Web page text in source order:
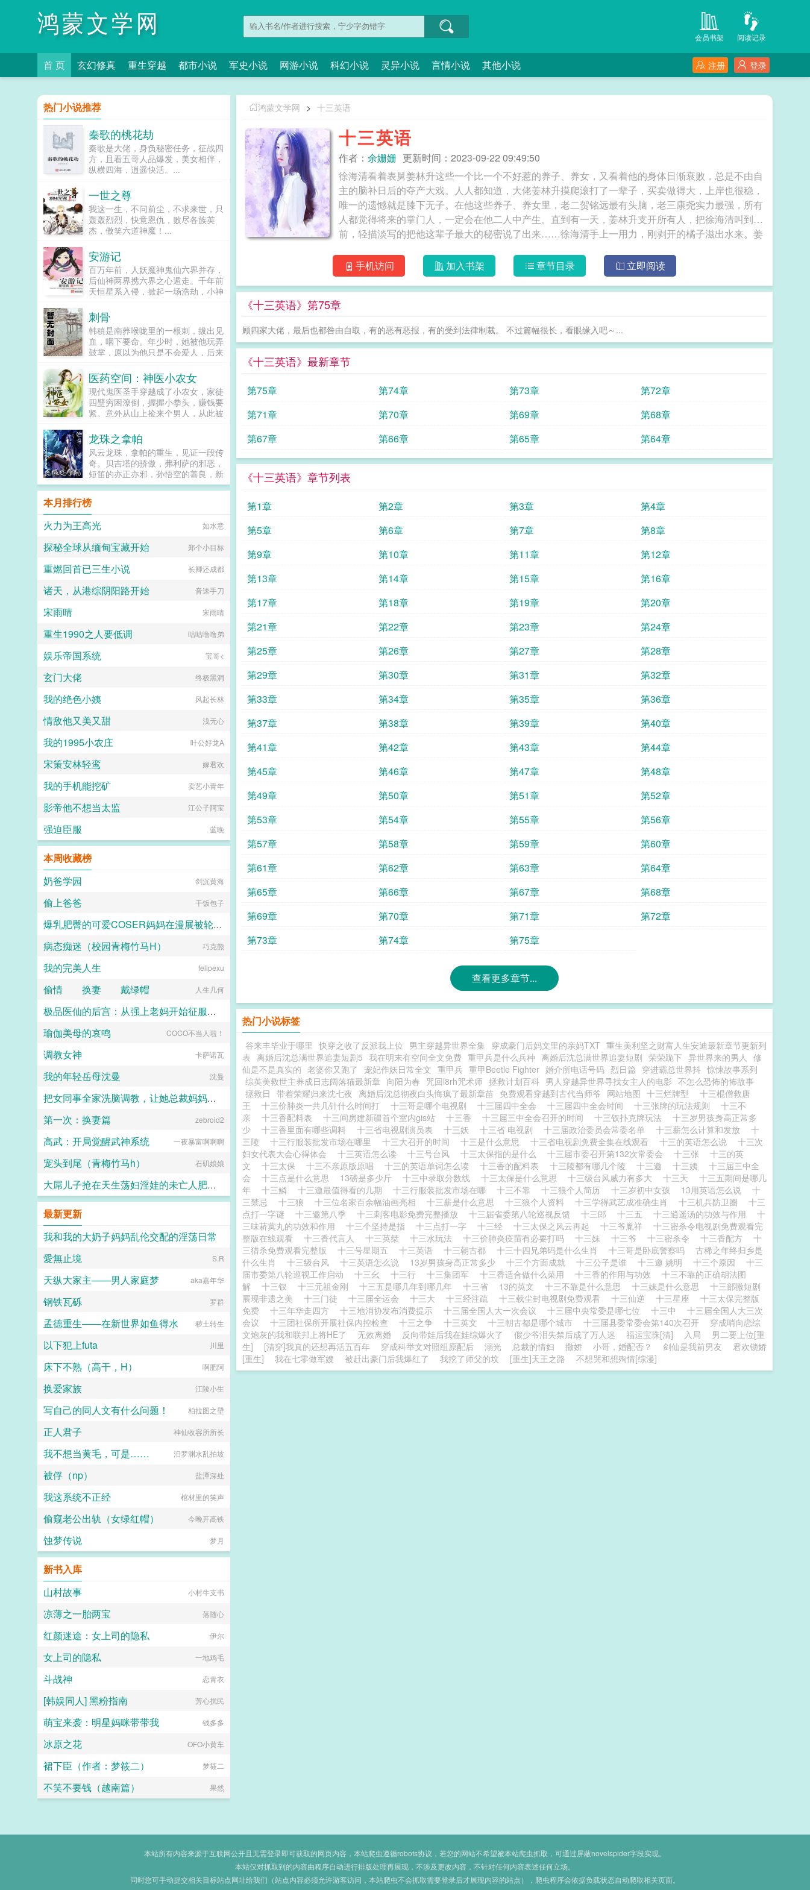
鸿蒙文学网 阅读记录
会员书架
首 页 玄幻修真 重生穿越 都市小说 军史小说 网游小说 科幻小说 灵异小说 言情小说 其他小说 登录
注册
鸿蒙文学网 > 十三英语
十三英语
作者： 余姗姗 更新时间：2023-09-22 09:49:50
徐海清看着表舅姜林升这些一个比一个不好惹的养子、养女，又看着他的身体日渐衰败，总是不由自
主的脑补日后的夺产大戏。人人都知道，大佬姜林升摸爬滚打了一辈子，买卖做得大，上岸也很稳，
唯一的遗憾就是膝下无子。在他这些养子、养女里，老二贺铭远最有头脑，老三康尧实力最强，所有
人都觉得将来的掌门人，一定会在他二人中产生。直到有一天，姜林升支开所有人，把徐海清叫到跟
前，轻描淡写的把他这辈子最大的秘密说了出来……徐海清手上一用力，刚剥开的橘子滋出水来。姜
勾心斗角、步步为营、舍我其谁，最终成为boss的故事。
ahref="http://m.moxiexs.com"target="_blank"【魔蝎小说】/a 十三
手机访问 加入书架 章节目录 立即阅读
《十三英语》第75章
顾四家大佬，最后也都咎由自取，有的恶有恶报，有的受到法律制裁。 不过篇幅很长，看眼缘入吧～...
《十三英语》最新章节
第75章 第74章 第73章
第72章
第71章
第70章 第69章
第68章
第67章
第66章 第65章 第64章
《十三英语》章节列表
第1章 第2章 第3章
第4章
第5章
第6章 第7章
第8章
第9章
第10章 第11章
第12章
第13章
第14章 第15章
第16章
第17章
第18章 第19章
第20章
第21章
第22章 第23章
第24章
第25章
第26章 第27章
第28章
第29章
第30章 第31章
第32章
第33章
第34章 第35章
第36章
第37章
第38章 第39章
第40章
第41章
第42章 第43章
第44章
第45章
第46章 第47章
第48章
第49章
第50章 第51章
第52章
第53章
第54章 第55章
第56章
第57章
第58章 第59章
第60章
第61章
第62章 第63章
第64章
第65章
第66章 第67章
第68章
第69章
第70章 第71章
第72章
第73章
第74章 第75章
查看更多章节...
热门小说标签
谷来丰毕业于哪里 快穿之收了反派我上位 男主穿越异世界全集 穿成豪门后妈文里的亲妈TXT 重生美利坚之财富人生安迪最新章节更新列
表 离婚后沈总满世界追妻短剧5 我在明末有空间全文免费 重甲兵是什么兵种 离婚后沈总满世界追妻短剧 荣荣跪下 异世界来的男人 修
仙是不是真实的 老婆你又跑了 宠妃作妖日常全文 重甲兵 重甲Beetle Fighter 婚介所电话号码 烈日篇 穿进霸总世界抖 惊悚故事系列
综英美救世主养成日志阔落猫最新章 向阳为春 咒回l8rh咒术师 拯救计划百科 男人穿越异世界寻找女主人的电影 不怎么恐怖的怖故事
拯救日 带着荣耀归来沈七夜 离婚后沈总彻夜白头悔疯了最新章苗 免费观看穿越到古代当师爷 网站地图 十三烂牌型
十三棍僧救唐
王
十三价肺炎一共几针什么时间打 十三哥是哪个电视剧 十三届四中全会 十三届四中全会时间 十三张牌的玩法规则
十三不
亲
十三香配料表 十三间房建新疆首个室内gis站 十三香 十三届三中全会召开的时间 十三钗扑克牌玩法
十三岁男孩身高正常多
少
十三香里面有哪些调料 十三省电视剧演员表 十三妖 十三省 电视剧 十三届政治委员会常委名单 十三薪怎么计算和发放
十
三陵
十三行服装批发市场在哪里 十三大召开的时间 十三是什么意思 十三省电视剧免费全集在线观看 十三的英语怎么说
十三次
妇女代表大会心得体会
十三英语怎么读 十三号台风 十三太保指的是什么 十三届市委召开第132次常委会 十三张
十三的英
文
十三太保 十三不亲原版原唱 十三的英语单词怎么读 十三香的配料表 十三陵都有哪几个陵 十三邀 十三姨
十三届三中全
会
十三点是什么意思 13磅是多少斤 十三中录取分数线 十三太保是什么意思 十三级台风威力有多大 十三天
十三五期间是哪几
年
十三鳞 十三邀最值得看的几期 十三行服装批发市场在哪 十三不靠 十三狼个人简历 十三岁初中女孩 13用英语怎么说
十
三禁忌
十三狼 十三位名家百余幅油画亮相 十三薪是什么意思 十三狼个人资料 十三学得武艺成准确生肖 十三机兵防卫圈
十三
点打一字谜
十三邀第八季 十三刺客电影免费完整播放 十三届省委第八轮巡视反馈 十三郎 十三五 十三逍遥汤的功效与作用
十
三味菥蓂丸的功效和作用
十三个坚持是指 十三点打一字 十三经 十三太保之风云再起 十三爷胤祥
十三密杀令电视剧免费观看完
整版在线观看
十三香代言人 十三英桀 十三水玩法 十三价肺炎疫苗有必要打吗 十三妹 十三爷 十三密杀令 十三香配方
十
三猎杀免费观看完整版
十三号星期五 十三英语 十三朝古都 十三十四兄弟码是什么生肖 十三哥是卧底警察吗
古稀之年终归乡是
什么生肖
十三级台风 十三英语怎么说 13岁男孩身高正常多少 十三个方面成就 十三公子是谁 十三邀 姚明 十三个原因
十三
届市委第八轮巡视工作启动
十三幺 十三行 十三集团军 十三香适合做什么菜用 十三香的作用与功效
十三不靠的正确胡法图
解
十三钗 十三元祖金刚 十三五是哪几年到哪几年 十三省 13的英文 十三不靠是什么意思 十三妹是什么意思
十三部微短剧
展现非遗之美
十三门徒 十三届全运会 十三大 十三经注疏 十三载尘封电视剧免费观看 十三仙逆 十三星座
十三太保完整版
免费
十三年华走四方 十三地消协发布消费提示 十三届全国人大一次会议 十三届中央常委是哪七位 十三中
十三届全国人大三次
会议
十三团社保所开展社保内控检查 十三之争 十三英文 十三朝古都是哪个城市 十三届县委常委会第140次召开
穿成哨向恋综
文炮灰的我和联邦上将HE了
无效离婚 反向带娃后我在娃综爆火了 假少爷泪失禁后成了万人迷 福运宝珠[清] 入局
男二要上位[重
生]
[清穿]我真的还想再活五百年 穿成科举文对照组原配后 溺光 总裁的情妇 撒娇 小哥，婚配否？ 剑仙是我前男友
君欢锁娇
[重生]
我在七零做军嫂 被赶出豪门后我爆红了 我挖了师父的坟 [重生]天王之路 不想哭和想殉情[综漫]
热门小说推荐
秦歌的桃花劫
秦歌是大佬，身负秘密任务，征战四
方，且看五哥人品爆发，美女相伴，
纵横四海，逍遥快活。...
一世之尊
我这一生，不问前尘，不求来世，只
轰轰烈烈，快意恩仇，败尽各族英
杰，傲笑六道神魔！...
安游记
百万年前，人妖魔神鬼仙六界并存，
后仙神两界携六界之心遁走。千年前
天恒星系入侵，掀起一场浩劫，小神
归于尽，为六界留下一线生机。五百
年后，魂魄重聚，再世为人。本以为
收几个徒弟，得一世安稳，熟料风云
再起。走六界，踏星系，遇故人，战
虫族。所谓相逢一笑泯恩仇，不过只
之下，命运蛊中，唯有胜者，才可安
游天际。...
刺骨
韩稹是南荞喉咙里的一根刺，拔出见
血，咽下要命。年少时，她被他玩弄
鼓掌，原以为他只是不会爱人，后来
他只是，不愿爱她。后来，她剥皮削
骨，失去所有，痛苦重生，变成不爱
他的模样。...
医药空间：神医小农女
现代鬼医圣手穿越成了小农女，家徒
四壁穷困潦倒，握握小拳头，赚钱要
紧。意外从山上捡来个男人，从此被
负责！某人...
龙珠之拿帕
风云龙珠，拿帕的重生，见证一段传
奇。贝吉塔的骄傲，弗利萨的邪恶，
短笛的亦正亦邪，孙悟空的善良，新
生的拿帕怎样搅出不一样的世界，更
加精彩绚丽，尽在龙珠之拿帕迦斗...
本月排行榜
火力为王高光
如水意
探秘全球从缅甸宝藏开始 郑个小目标
重燃回首已三生小说 长卿还成都
诸天，从港综阴阳路开始 音速手刀
宋雨晴 宋雨晴
重生1990之人要低调 咕咕噜噜弟
娱乐帝国系统 宝哥<
玄门大佬 终极黑洞
我的绝色小姨 风起长林
情敌他又美又甜 浅无心
我的1995小农庄 叶公好龙A
宋策安林轻鸾 嫁君欢
我的手机能挖矿 卖艺小青年
影帝他不想当太监 江公子阿宝
强迫臣服 蓝晚
本周收藏榜
奶爸学园
剑沉黄海
偷上爸爸 干饭包子
爆乳肥臀的可爱COSER妈妈在漫展被轮成母猪了！（加料无绿改）
shanwuzhe
病态痴迷（校园青梅竹马H） 巧克熊
我的完美人生 felipexu
偷情 换妻 戴绿帽 人生几何
极品医仙的后宫：从强上老妈开始征服绿主全家
雨夜独醉
瑜伽美母的哀鸣 COCO不当人啦！
调教女神 卡萨诺瓦
我的年轻岳母沈曼 沈曼
把女同事全家洗脑调教，让她总裁妈妈和警花姐姐成为淫荡的便器母猪
世界在跃动
第一次：换妻篇 zebroid2
高武：开局觉醒武神系统 一夜暴富啊啊啊
宠头到尾（青梅竹马h） 石矶娘娘
大屌儿子抢在天生荡妇淫娃的未亡人肥臀丝袜美母找野男人前用大鸡巴暴力占有骚妈子宫
最新更新
我和我的大奶子妈妈乱伦交配的淫荡日常
YUZU
愛無止境 S.R
天纵大家主——男人家庭梦 aka嘉年华
钢铁瓦砾 罗群
孟德重生——在新世界如鱼得水 秽土转生
以下犯上futa 川里
床下不熟（高干，H） 啊肥阿
换爱家族 江陵小生
写自己的同人文有什么问题！ 柏拉图之壁
正人君子 神仙收容所所长
我不想当黄毛，可是…… 汨罗渊水乱拍坡
被俘（np） 盐潭深处
我这系统不正经 棺材里的笑声
偷窥老公出轨（女绿红帽） 今晚开高铁
蚀梦传说 梦月
新书入库
山村故事
小村牛支书
凉薄之一胎两宝 落随心
红颜迷途：女上司的隐私 伊尔
女上司的隐私 一地鸡毛
斗战神 恋青衣
[韩娱同人] 黑粉指南 芳心扰民
萌宝来袭：明星妈咪带带我 钱多多
冰原之花 OFO小黄车
裙下臣（作者：梦筱二） 梦筱二
不笑不要钱（越南篇） 果然
本站所有内容来源于互联网公开且无需登录即可获取的网页内容，本站爬虫遵循robots协议，若您的网站不希望被本站爬虫抓取，可通过屏蔽novelspider字段实现。
本站仅对抓取到的内容由程序自动进行排版处理再展现，不涉及更改内容，不针对任何内容表述任何立场。
同时您可手动提交相关目标站点网址给我们（站点内容必须允许游客访问，本站爬虫不会抓取需要登录后才展现内容的站点），爬虫程序会依据负载状态自动爬取相关页面。